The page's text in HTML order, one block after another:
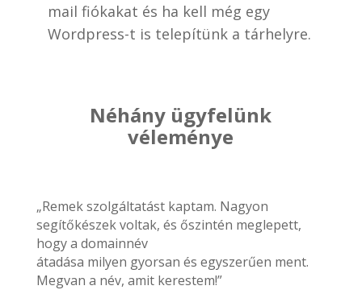
mail fiókakat és ha kell még egy
Wordpress-t is telepítünk a tárhelyre.
Néhány ügyfelünk
véleménye
„Remek szolgáltatást kaptam. Nagyon
segítőkészek voltak, és őszintén meglepett,
hogy a domainnév
átadása milyen gyorsan és egyszerűen ment.
Megvan a név, amit kerestem!”